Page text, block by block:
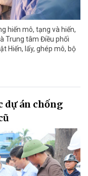
hiến mô, tạng và hiến,
Trung tâm Điều phối
Hiến, lấy, ghép mô, bộ
dự án chống